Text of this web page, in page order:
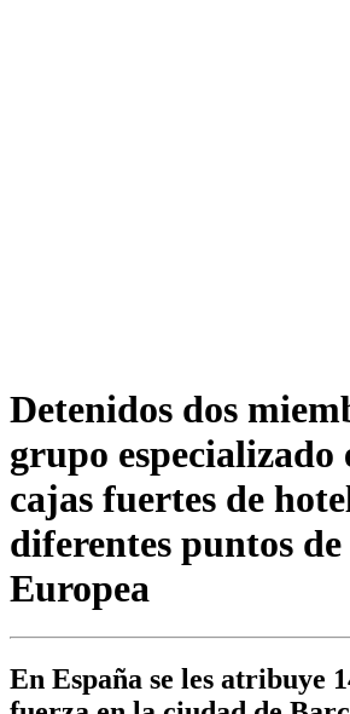
Detenidos dos
grupo especializado
cajas fuertes de
diferentes puntos
Europea
En España se les atribuye